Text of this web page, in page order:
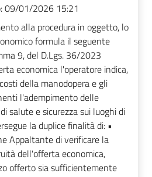
09/01/2026 15:21
alla procedura in oggetto, lo
formula il seguente
9, del D.Lgs. 36/2023
economica l'operatore indica,
della manodopera e gli
l'adempimento delle
salute e sicurezza sui luoghi di
la duplice finalità di: •
Appaltante di verificare la
dell'offerta economica,
offerto sia sufficientemente